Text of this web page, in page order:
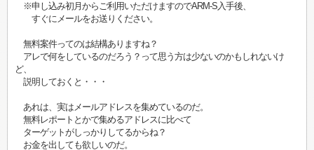
※申し込み初月からご利用いただけますのでARM-S入手後、
すぐにメールをお送りください。
無料案件ってのは結構ありますね？
アレで何をしているのだろう？って思う方は少ないのかもしれないけ
ど、
説明しておくと・・・
あれは、実はメールアドレスを集めているのだ。
無料レポートとかで集めるアドレスに比べて
ターゲットがしっかりしてるからね？
お金を出しても欲しいのだ。